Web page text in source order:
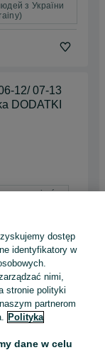
з України
12/ 07-13
DODATKI
seniorów
з України
OD ZARAZ
17:00 ul.
dostęp
identyfikatory w
nimi,
stronie polityki
partnerom
Polityka
dane w celu